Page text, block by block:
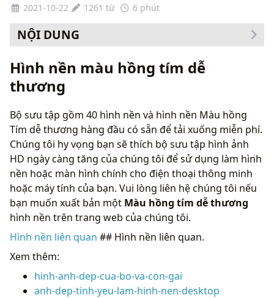
2021-10-22
1261 từ 6 phút
NỘI DUNG
Hình nền màu hồng tím dễ
thương
Bộ sưu tập gồm 40 hình nền và hình nền Màu hồng
Tím dễ thương hàng đầu có sẵn để tải xuống miễn phí.
Chúng tôi hy vọng bạn sẽ thích bộ sưu tập hình ảnh
HD ngày càng tăng của chúng tôi để sử dụng làm hình
nền hoặc màn hình chính cho điện thoại thông minh
hoặc máy tính của bạn. Vui lòng liên hệ chúng tôi nếu
bạn muốn xuất bản một Màu hồng tím dễ thương
hình nền trên trang web của chúng tôi.
Hình nền liên quan ## Hình nền liên quan.
Xem thêm:
hinh-anh-dep-cua-bo-va-con-gai
anh-dep-tinh-yeu-lam-hinh-nen-desktop